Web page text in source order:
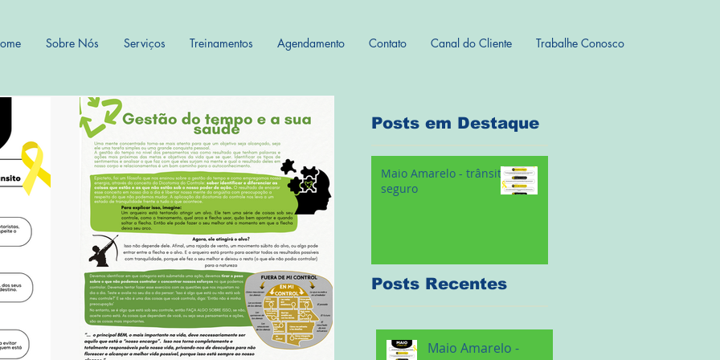
Sobre Nós Serviços Treinamentos Agendamento Contato Canal do Cliente Trabalhe Conosco
Posts em Destaque
Maio Amarelo - trânsito
seguro
Posts Recentes
Maio Amarelo -